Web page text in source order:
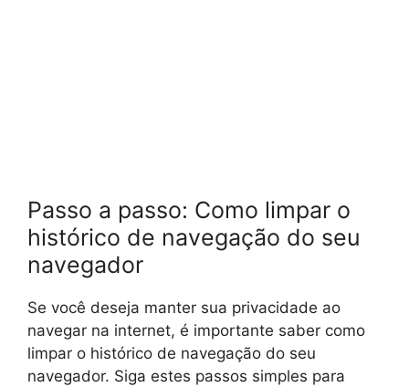
Passo a passo: Como limpar o
histórico de navegação do seu
navegador
Se você deseja manter sua privacidade ao
navegar na internet, é importante saber como
limpar o histórico de navegação do seu
navegador. Siga estes passos simples para